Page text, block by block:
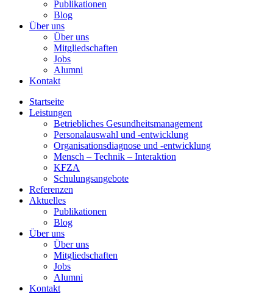
Publikationen
Blog
Über uns
Über uns
Mitgliedschaften
Jobs
Alumni
Kontakt
Startseite
Leistungen
Betriebliches Gesundheitsmanagement
Personalauswahl und -entwicklung
Organisationsdiagnose und -entwicklung
Mensch – Technik – Interaktion
KFZA
Schulungsangebote
Referenzen
Aktuelles
Publikationen
Blog
Über uns
Über uns
Mitgliedschaften
Jobs
Alumni
Kontakt